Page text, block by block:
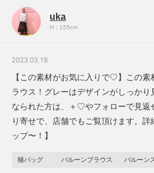
uka
H：155cm
2023.03.18
【この素材がお気に入りで♡】この
ラウス！グレーはデザインがしっか
なられた方は、＋♡やフォローで見返
り寄せで、店舗でもご覧頂けます。
ップ〜！】
猫バッグ バルーンブラウス バルーン